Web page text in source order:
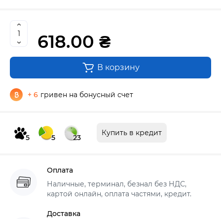
618.00 ₴
В корзину
+ 6 гривен на бонусный счет
5 5 23
Купить в кредит
Оплата
Наличные, терминал, безнал без НДС,
картой онлайн, оплата частями, кредит.
Доставка